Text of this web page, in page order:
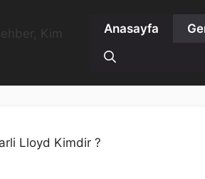
Anasayfa